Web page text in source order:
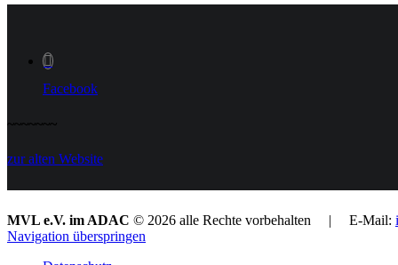
Facebook
~~~~~~~
zur alten Website
MVL e.V. im ADAC © 2026 alle Rechte vorbehalten | E-Mail:
Navigation überspringen